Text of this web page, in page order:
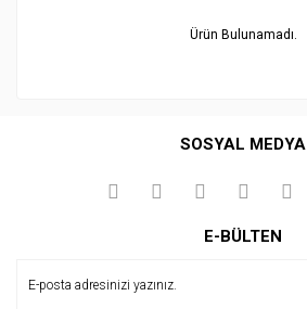
Ürün Bulunamadı.
SOSYAL MEDYA
E-BÜLTEN